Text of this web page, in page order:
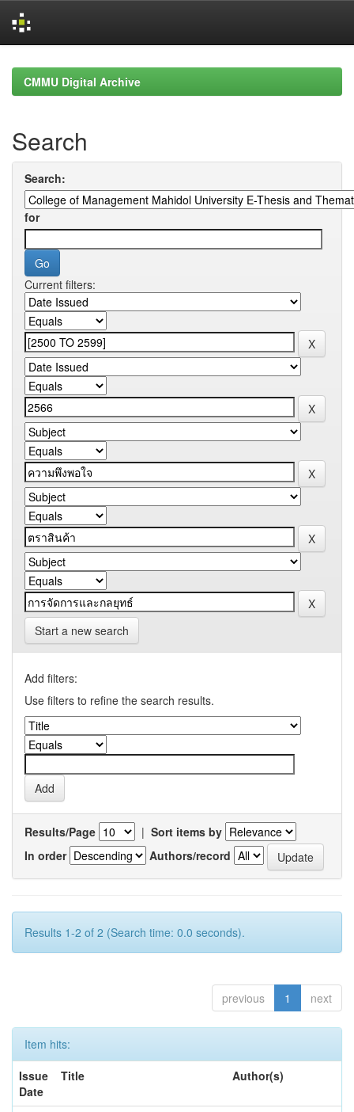
navigationCMMU Digital Archive
Search
Search:
for
Current filters:
Start a new search
Add filters:
Use filters to refine the search results.
Results/Page | Sort items by
In order
Authors/record
Results 1-2 of 2 (Search time: 0.0 seconds).
previous 1 next
Item hits:
Issue
Date
Title Author(s)